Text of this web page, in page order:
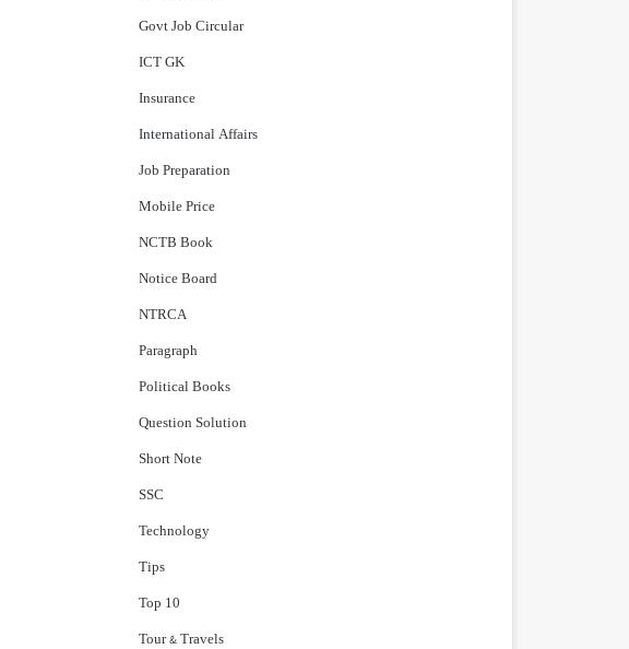
Govt Job Circular
ICT GK
Insurance
International Affairs
Job Preparation
Mobile Price
NCTB Book
Notice Board
NTRCA
Paragraph
Political Books
Question Solution
Short Note
‍SSC
Technology
Tips
Top 10
Tour & Travels